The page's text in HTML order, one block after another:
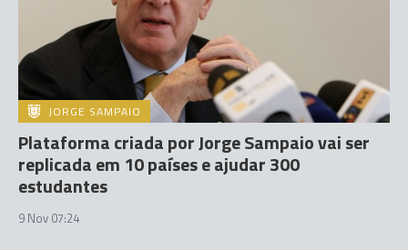
JORGE SAMPAIO
Plataforma criada por Jorge Sampaio vai ser
replicada em 10 países e ajudar 300
estudantes
9 Nov 07:24